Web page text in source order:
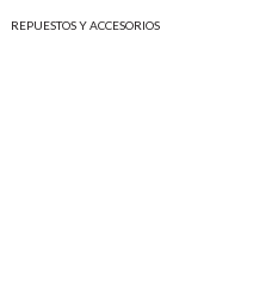
REPUESTOS Y ACCESORIOS